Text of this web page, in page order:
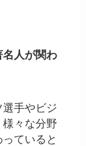
名人が関わ
手やビジ
々な分野
ていると